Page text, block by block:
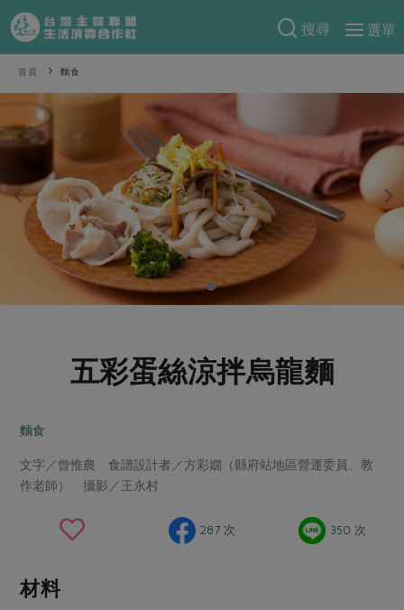
搜尋
選單
產品分類
當季蔬果
一籃菜 當令水果
芽苗類 蕈菇類
辛香料類
奶蛋豆・五穀
乳製品
肉品・水產
水畜加工品
調理食材・點心
調味醬料/南北貨 烘焙
保健食品
食譜料理
米食
麵食
肉食
烘焙．點心
湯品．鍋物
特別企畫
預購活動
把最好的台灣味帶回家！
防災用品預購圓滿結束
2026年端午節預購圓滿結束
傳到心坎裡，誠心又澎派
合作25-經典快閃最後一週
合作25-精選產品第四彈
更多當季產品
議題活動
綠主張
觀點文章
主婦食堂 一籃菜真心話
樂齡生活 親子食育
關注議題
非基改運動 支持本土農糧
減添加物
關於合作社
認識合作社
合作社組織
產品檢驗
自主把關
檢驗報告
重要公告
首頁 麵食
五彩蛋絲涼拌烏龍麵
麵食
文字／曾惟農 食譜設計者／方彩嫺（縣府站地區營運委員、教
作老師） 攝影／王永村
287 次 350 次
材料